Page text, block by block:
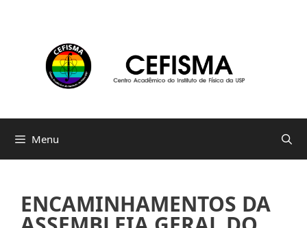
conteúdo
Menu
ENCAMINHAMENTOS DA